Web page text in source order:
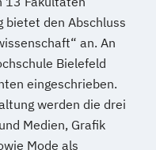
bietet den Abschluss
an. An
Bielefeld
eingeschrieben.
werden die drei
Medien, Grafik
Mode als